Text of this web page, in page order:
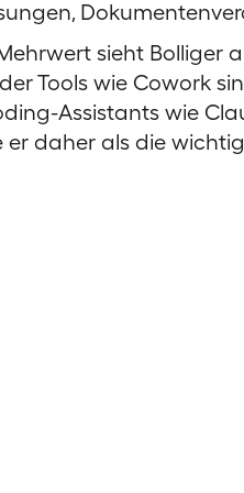
sieht Bolliger
Tools wie Cowork
Assistants wie
er daher als die